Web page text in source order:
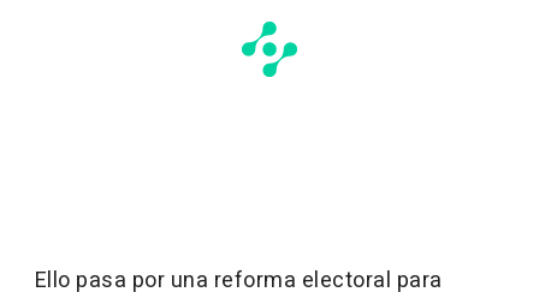
Ello pasa por una reforma electoral para